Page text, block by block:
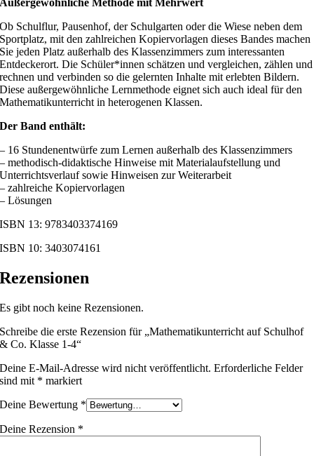
Außergewöhnliche Methode mit Mehrwert
Ob Schulflur, Pausenhof, der Schulgarten oder die Wiese neben dem
Sportplatz, mit den zahlreichen Kopiervorlagen dieses Bandes machen
Sie jeden Platz außerhalb des Klassenzimmers zum interessanten
Entdeckerort. Die Schüler*innen schätzen und vergleichen, zählen und
rechnen und verbinden so die gelernten Inhalte mit erlebten Bildern.
Diese außergewöhnliche Lernmethode eignet sich auch ideal für den
Mathematikunterricht in heterogenen Klassen.
Der Band enthält:
– 16 Stundenentwürfe zum Lernen außerhalb des Klassenzimmers
– methodisch-didaktische Hinweise mit Materialaufstellung und
Unterrichtsverlauf sowie Hinweisen zur Weiterarbeit
– zahlreiche Kopiervorlagen
– Lösungen
ISBN 13: 9783403374169
ISBN 10: 3403074161
Rezensionen
Es gibt noch keine Rezensionen.
Schreibe die erste Rezension für „Mathematikunterricht auf Schulhof
& Co. Klasse 1-4“
Deine E-Mail-Adresse wird nicht veröffentlicht. Erforderliche Felder
sind mit * markiert
Deine Bewertung *
Deine Rezension *